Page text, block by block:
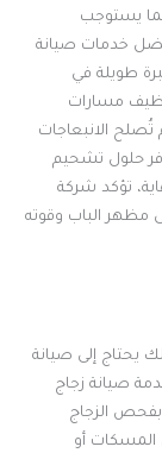
مما يستوجب
خدمات صيانة
طويلة في
مسارات
تُصلح الانبعاجات
حلول تشحيم
تؤكد شركة
مظهر الباب وقوته
يحتاج إلى صيانة
صيانة زجاج
بفحص الزجاج
المسكات أو